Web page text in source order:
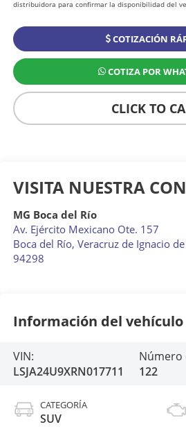
distribuidora para confirmar la disponibilidad del
COTIZACIÓN
COTIZA POR
CLICK TO
VISITA NUESTRA
MG Boca del Río
Av. Ejército Mexicano Ote. 157
Boca del Río, Veracruz de Ignacio
94298
Información del vehículo
VIN:
LSJA24U9XRN017711
Número
122
CATEGORÍA
SUV